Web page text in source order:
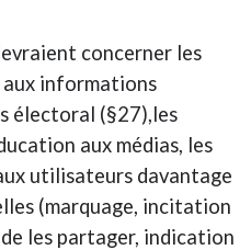
concerner les
aux informations
électoral (§27),les
aux médias, les
utilisateurs davantage
(marquage, incitation
les partager, indication